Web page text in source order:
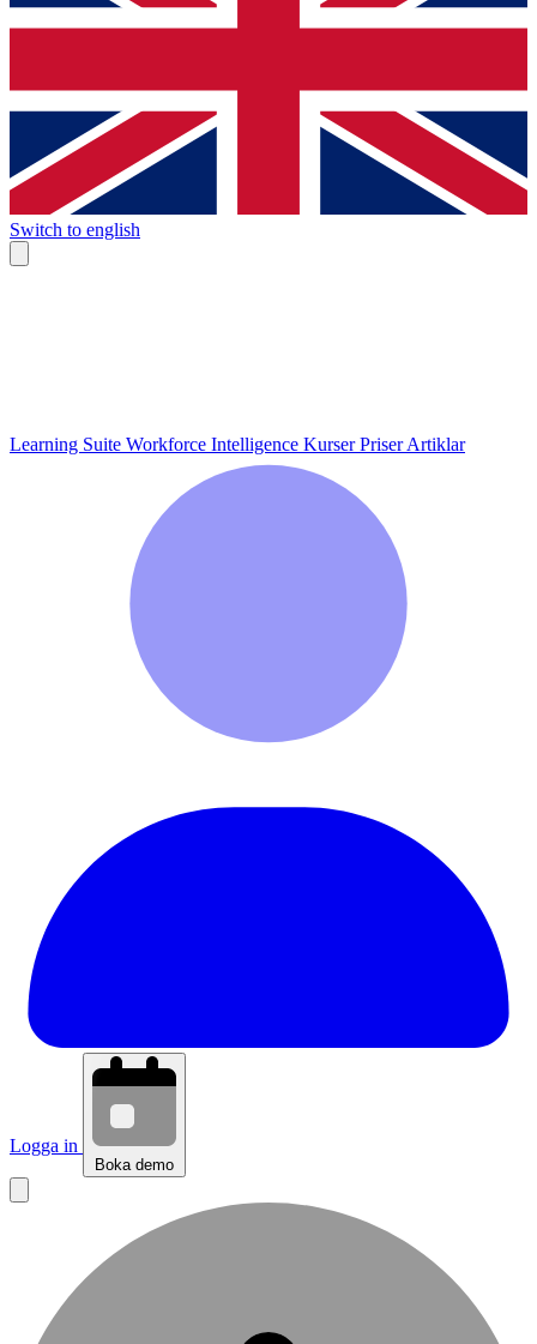
Switch to english
Learning Suite Workforce Intelligence KurserPriserArtiklar
Logga in
Boka demo